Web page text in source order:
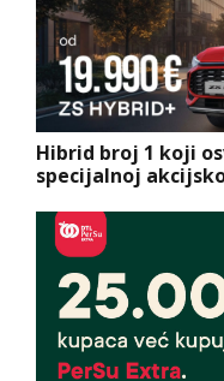
Hibrid broj 1 koji
specijalnoj